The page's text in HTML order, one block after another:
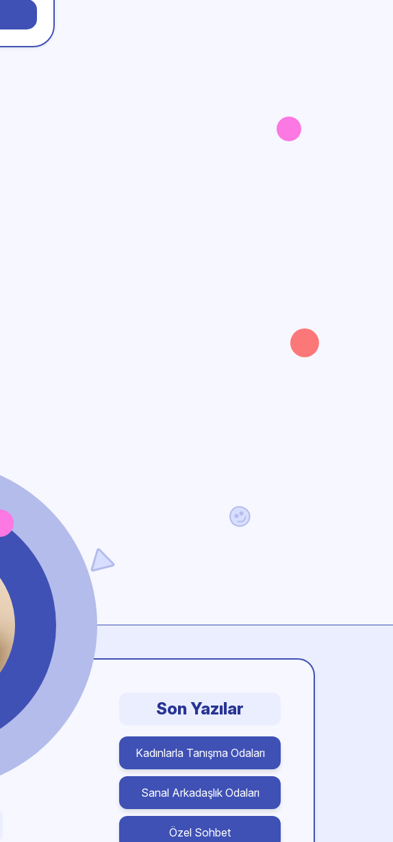
Son Yazılar
Kadınlarla Tanışma Odaları
Sanal Arkadaşlık Odaları
Özel Sohbet